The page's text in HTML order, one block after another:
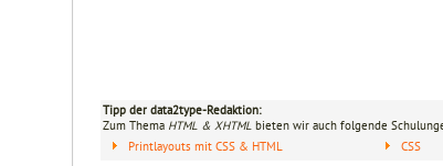
Tipp der data2type-Redaktion:
Zum Thema HTML & XHTML bieten wir auch folgende
Printlayouts mit CSS & HTML
CSS